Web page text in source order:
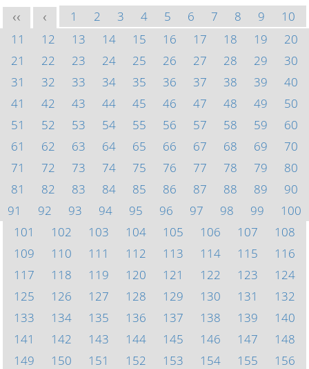
<< < 1 2 3 4 5 6 7 8 9
10
11
12 13 14 15 16 17 18 19
20
21
22 23 24 25 26 27 28 29
30
31
32 33 34 35 36 37 38 39
40
41
42 43 44 45 46 47 48 49
50
51
52 53 54 55 56 57 58 59
60
61
62 63 64 65 66 67 68 69
70
71
72 73 74 75 76 77 78 79
80
81
82 83 84 85 86 87 88 89
90
91
92 93 94 95 96 97 98 99
100
101
102 103 104 105 106 107
108
109
110 111 112 113 114 115
116
117
118 119 120 121 122 123
124
125
126 127 128 129 130 131
132
133
134 135 136 137 138 139
140
141
142 143 144 145 146 147
148
149
150 151 152 153 154 155
156